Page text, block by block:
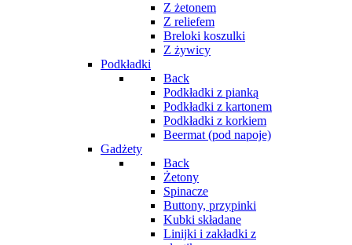
Z żetonem
Z reliefem
Breloki koszulki
Z żywicy
Podkładki
Back
Podkładki z pianką
Podkładki z kartonem
Podkładki z korkiem
Beermat (pod napoje)
Gadżety
Back
Żetony
Spinacze
Buttony, przypinki
Kubki składane
Linijki i zakładki z